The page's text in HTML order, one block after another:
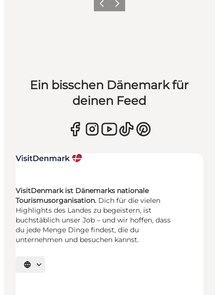
ZurückWeiter
Ein bisschen Dänemark für
deinen Feed
VisitDenmark ist Dänemarks nationale
Tourismusorganisation. Dich für die vielen
Highlights des Landes zu begeistern, ist
buchstäblich unser Job – und wir hoffen, dass
du jede Menge Dinge findest, die du
unternehmen und besuchen kannst.
Sprache auswählen